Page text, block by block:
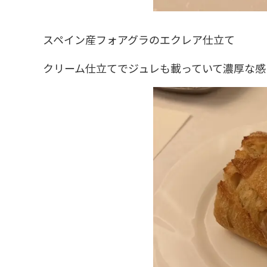
スペイン産フォアグラのエクレア仕立て
クリーム仕立てでジュレも載っていて濃厚な